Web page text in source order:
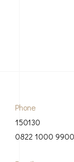
Phone
150130
0822 1000 9900